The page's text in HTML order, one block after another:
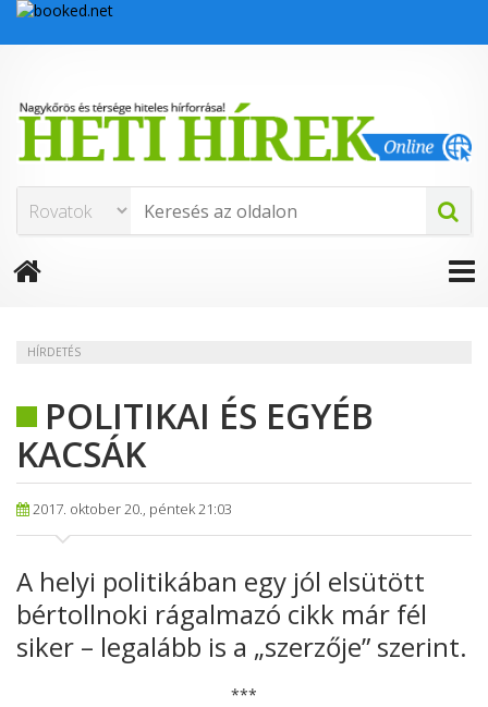
HÍRDETÉS
POLITIKAI ÉS EGYÉB
KACSÁK
2017. oktober 20., péntek 21:03
A helyi politikában egy jól elsütött
bértollnoki rágalmazó cikk már fél
siker – legalább is a „szerzője” szerint.
***